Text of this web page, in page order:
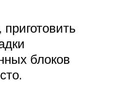
блоков